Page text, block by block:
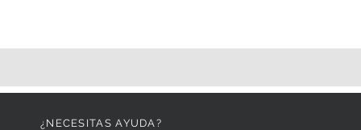
¿NECESITAS AYUDA?